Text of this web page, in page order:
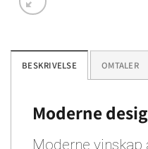
BESKRIVELSE OMTALER
Moderne
Moderne vinskap